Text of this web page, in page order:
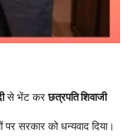
से भेंट करछत्रपति शिवाजी
पर सरकार को धन्यवाद दिया।